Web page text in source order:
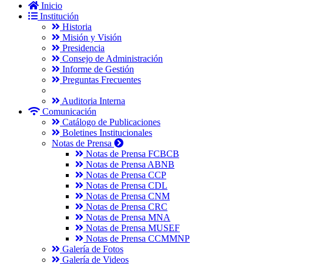
Inicio
Institución
Historia
Misión y Visión
Presidencia
Consejo de Administración
Informe de Gestión
Preguntas Frecuentes
Auditoria Interna
Comunicación
Catálogo de Publicaciones
Boletines Institucionales
Notas de Prensa
Notas de Prensa FCBCB
Notas de Prensa ABNB
Notas de Prensa CCP
Notas de Prensa CDL
Notas de Prensa CNM
Notas de Prensa CRC
Notas de Prensa MNA
Notas de Prensa MUSEF
Notas de Prensa CCMMNP
Galería de Fotos
Galería de Videos